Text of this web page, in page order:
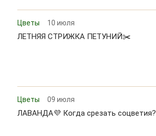
Цветы 10 июля
ЛЕТНЯЯ СТРИЖКА ПЕТУНИЙ✂️
Цветы 09 июля
ЛАВАНДА💜 Когда срезать соцветия?